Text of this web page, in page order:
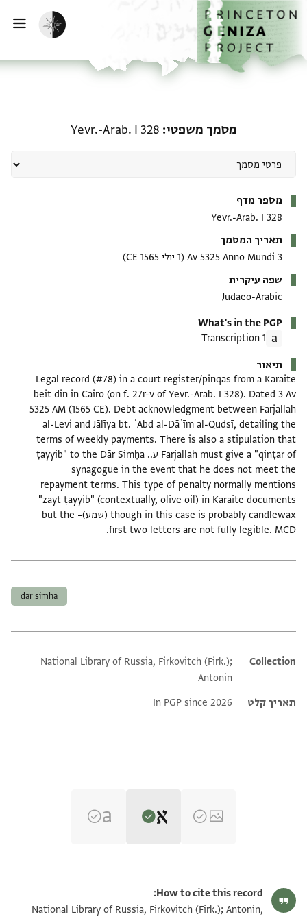
דילוג לתוכן
דף הבית
הפעלת מצב כהה
מסמך משפטי Yevr.-Arab. I 328
מספר מדף
Yevr.-Arab. I 328
תאריך המסמך
3 Av 5325 Anno Mundi
(1 יולי 1565 CE)
שפה עיקרית
Judaeo-Arabic
What's in the PGP
1 Transcription
תיאור
Legal record (#78) in a court register/pinqas from a Karaite
beit din in Cairo (on f. 27r-v of Yevr.-Arab. I 328). Dated 3 Av
5325 AM (1565 CE). Debt acknowledgment between Farjallah
al-Levi and Jālīya bt. ʿAbd al-Dāʾīm al-Qudsī, detailing the
terms of weekly payments. There is also a stipulation that
Farjallah must give a "qinṭar of ע.. ṭayyib" to the Dār Simḥa
synagogue in the event that he does not meet the
repayment terms. This type of penalty normally mentions
"zayt ṭayyib" (contextually, olive oil) in Karaite documents
though in this case is probably candlewax (שמע)– but the
first two letters are not fully legible. MCD.
dar simha
Additional metadata
Collection
National Library of Russia, Firkovitch (Firk.);
Antonin
תאריך קלט
In PGP since 2026
Matthew Dudley's digital edition (2026).
Yevr.-Arab. I 328, folio 27r
Yevr.-Arab. I 328 verso
Yevr.-Arab. I 328, folio 27v
How to cite this record:
National Library of Russia, Firkovitch (Firk.); Antonin,